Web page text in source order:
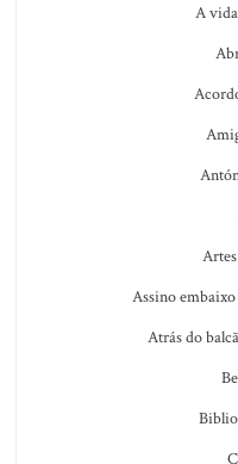
A
Assino
Atrás do